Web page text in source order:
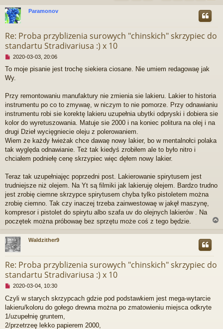
Paramonov
Re: Proba przyblizenia surowych "chinskich" skrzypiec do
standartu Stradivariusa :) x 10
N
e
p
z
c
z
y
t
a
n
y
p
s
t
2020-03-03, 20:06
To moje pisanie jest trochę siekiera ciosane. Nie umiem redagowaę jak
Wy.
Przy remontowaniu manufaktury nie zmienia sie lakieru. Lakier to historia
instrumentu po co to zmywaę, w niczym to nie pomorze. Przy odnawianiu
instrumentu robi sie korektę lakieru uzupełnia ubytki odpryski i dobiera sie
kolor do wyretuszowania. Matuje sie 2000 i na koniec politura na olej i na
drugi Dzieł wycięgniecie oleju z polerowaniem.
Wiem że każdy łwieżak chce dawaę nowy lakier, bo w mentalnołci polaka
tak wyględa odnawianie. Też tak kiedyś zrobiłem ale to było nitro i
chciałem podniełę cenę skrzypiec więc dęłem nowy lakier.
Teraz tak uzupełniajęc poprzedni post. Lakierowanie spirytusem jest
trudniejsze niż olejem. Na Yt są filmiki jak lakieruję olejem. Bardzo trudno
jest zrobię ciemne skrzypce spirytusem chyba tylko pistoletem można
zrobię ciemno. Tak czy inaczej trzeba zainwestowaę w jakęł maszynę,
kompresor i pistolet do spirytu albo szafa uv do olejnych lakierów . Na
poczętek można próbowaę bez sprzętu może coś z tego będzie.
g
Waldzither9
Re: Proba przyblizenia surowych "chinskich" skrzypiec do
standartu Stradivariusa :) x 10
N
e
p
r
2020-03-04, 10:30
Czyli w starych skrzypcach gdzie pod podstawkiem jest mega-wytarcie
lakieru/koloru do gołego drewna można po zmatowieniu miejsca odkryte
1/uzupełnię gruntem,
2/przetrzeę lekko papierem 2000,